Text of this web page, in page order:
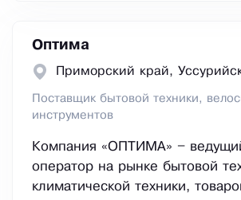
Оптима
Приморский край,
Поставщик бытовой техники,
инструментов
Компания «ОПТИМА» –
оператор на рынке бытовой
климатической техники,